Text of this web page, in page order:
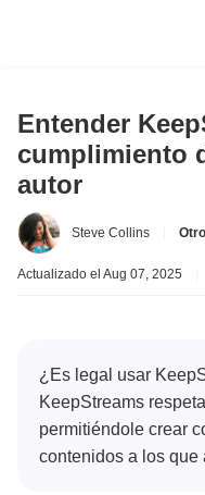
Entender
cumplimiento
autor
Steve Collins
Actualizado el Aug 07, 2025
¿Es legal usar
KeepStreams
permitiéndole crear
contenidos a los que